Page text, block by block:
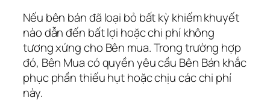
Nếu bên bán đã loại bỏ bất kỳ khiếm khuyết
nào dẫn đến bất lợi hoặc chi phí không
tương xứng cho Bên mua. Trong trường hợp
đó, Bên Mua có quyền yêu cầu Bên Bán khắc
phục phần thiếu hụt hoặc chịu các chi phí
này.